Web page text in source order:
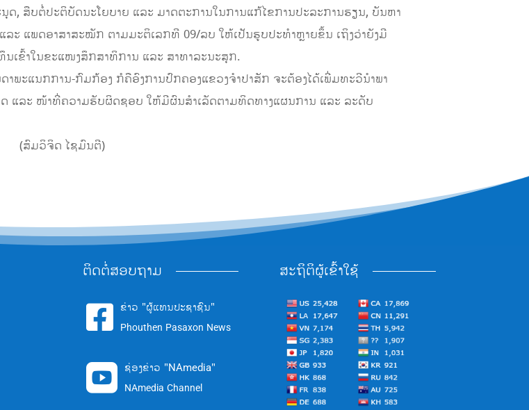
, ສືບຕໍ່ປະຕິບັດນະໂຍບາຍ ແລະ ມາດຕະການໃນການແກ້ໄຂການປະລະການຮຽນ, ບັນຫາ
ແພດອາສາສະໝັກ ຕາມມະຕິເລກທີ 09/ລບ ໃຫ້ເປັນຮູບປະທຳຫຼາຍຂຶ້ນ ເຖິງວ່າຍັງມີ
ນເຂົ້າໃນຂະແໜງສຶກສາທິການ ແລະ ສາທາລະນະສຸກ.
າພະແນກການ-ກົມກ້ອງ ກໍຄືອົງການປົກຄອງແຂວງຈໍາປາສັກ ຈະຕ້ອງໄດ້ເພີ່ມທະວີນໍາພາ
ແລະ ໜ້າທີ່ຄວາມຮັບຜິດຊອບ ໃຫ້ມີຜົນສໍາເລັດຕາມທິດທາງແຜນການ ແລະ ລະດັບ
(ສົມວິຈິດ ໄຊມົນຕີ)
ຕິດຕໍ່ສອບຖາມ
 ຂ່າວ "ຜູ້ແທນປະຊາຊົນ"
Phouthen Pasaxon News
 ຊ່ອງຂ່າວ "NAmedia"
NAmedia Channel
ສະຖິຕິຜູ້ເຂົ້າໃຊ້